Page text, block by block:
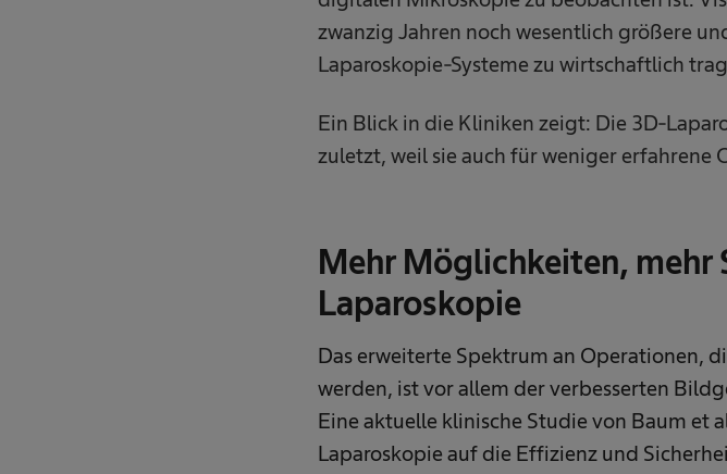
zwanzig Jahren noch wesentlich größere
Laparoskopie-Systeme zu wirtschaftlich
Ein Blick in die Kliniken zeigt: Die 3D-
zuletzt, weil sie auch für weniger erfahrene
Mehr Möglichkeiten, mehr
Laparoskopie
Das erweiterte Spektrum an Operationen,
werden, ist vor allem der verbesserten
Eine aktuelle klinische Studie von Baum et
Laparoskopie auf die Effizienz und